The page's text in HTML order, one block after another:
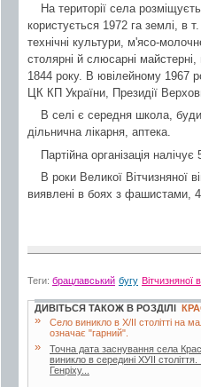
На території села
користується 1972 га землі, в
технічні культури, м'ясо-
столярні й слюсарні
1844 року. В ювілейному 1967
ЦК КП України, Президії
В селі є середня школа,
дільнична лікарня, аптека.
Партійна організація
В роки Великої Вітчизняної
виявлені в боях з фашистами,
Теги: брацлавський бугу Вітчизняної
ДИВІТЬСЯ ТАКОЖ В РОЗДІЛІ
»
Село виникло в Х/ІІ столітті на
означає "гарний".
»
Точна дата заснування села
виникло в середині ХУІІ
Генріху...